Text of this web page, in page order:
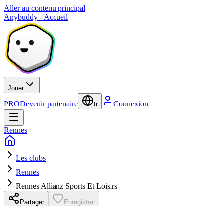
Aller au contenu principal
Anybuddy - Accueil
Jouer
PRODevenir partenaire fr Connexion
Rennes
Les clubs
Rennes
Rennes Allianz Sports Et Loisirs
Partager Enregistrer